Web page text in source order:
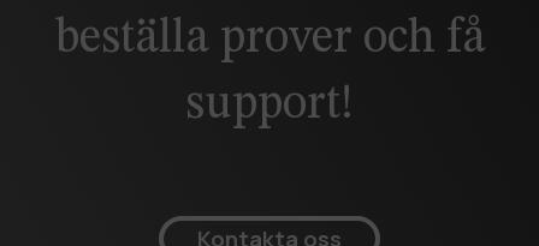
beställa prover och få
support!
Kontakta oss